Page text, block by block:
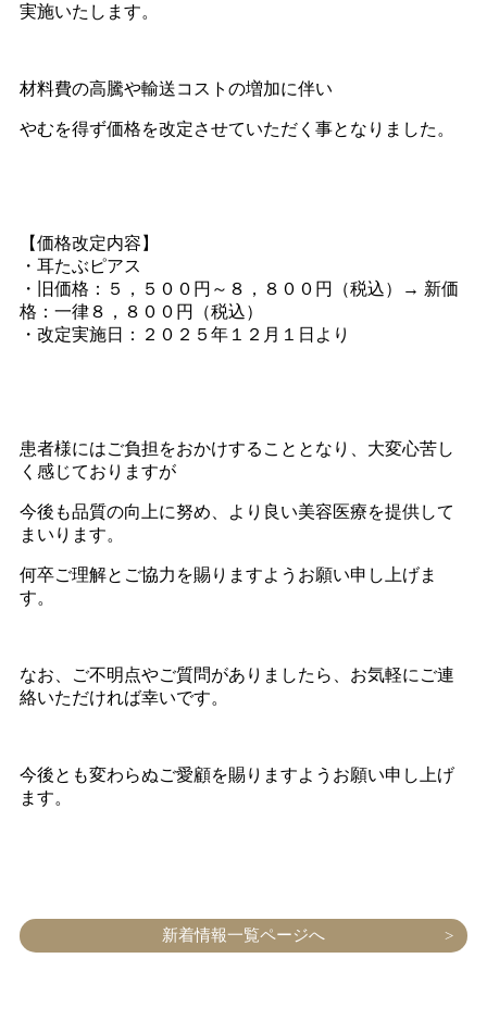
実施いたします。
材料費の高騰や輸送コストの増加に伴い
やむを得ず価格を改定させていただく事となりました。
【価格改定内容】
・耳たぶピアス
・旧価格：５，５００円～８，８００円（税込）→ 新価
格：一律８，８００円（税込）
・改定実施日：２０２５年１２月１日より
患者様にはご負担をおかけすることとなり、大変心苦し
く感じておりますが
今後も品質の向上に努め、より良い美容医療を提供して
まいります。
何卒ご理解とご協力を賜りますようお願い申し上げま
す。
なお、ご不明点やご質問がありましたら、お気軽にご連
絡いただければ幸いです。
今後とも変わらぬご愛顧を賜りますようお願い申し上げ
ます。
新着情報一覧ページへ